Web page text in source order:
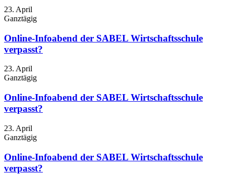
23. April
Ganztägig
Online-Infoabend der SABEL Wirtschaftsschule
verpasst?
23. April
Ganztägig
Online-Infoabend der SABEL Wirtschaftsschule
verpasst?
23. April
Ganztägig
Online-Infoabend der SABEL Wirtschaftsschule
verpasst?